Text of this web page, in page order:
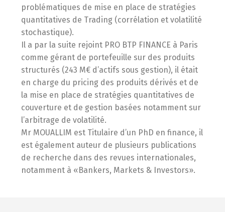
problématiques de mise en place de stratégies
quantitatives de Trading (corrélation et volatilité
stochastique).
Il a par la suite rejoint PRO BTP FINANCE à Paris
comme gérant de portefeuille sur des produits
structurés (243 M€ d’actifs sous gestion), il était
en charge du pricing des produits dérivés et de
la mise en place de stratégies quantitatives de
couverture et de gestion basées notamment sur
l’arbitrage de volatilité.
Mr MOUALLIM est Titulaire d’un PhD en finance, il
est également auteur de plusieurs publications
de recherche dans des revues internationales,
notamment à «Bankers, Markets & Investors».